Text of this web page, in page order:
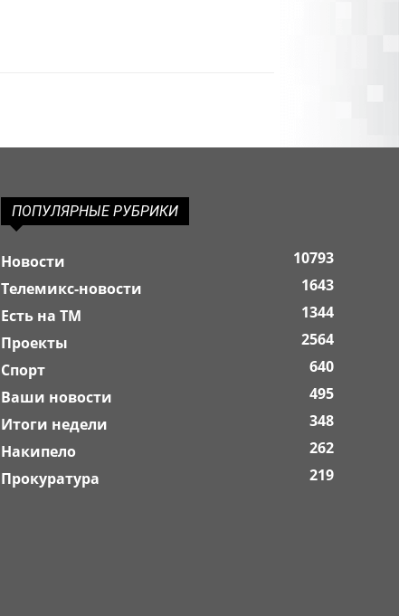
ПОПУЛЯРНЫЕ РУБРИКИ
Новости
10793
Телемикс-новости
1643
Есть на ТМ
1344
Проекты
2564
Спорт
640
Ваши новости
495
Итоги недели
348
Накипело
262
Прокуратура
219